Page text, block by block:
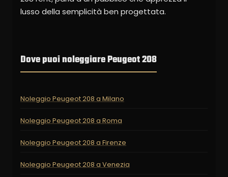
lusso della semplicità ben progettata.
Dove puoi noleggiare Peugeot 208
Noleggio Peugeot 208 a Milano
Noleggio Peugeot 208 a Roma
Noleggio Peugeot 208 a Firenze
Noleggio Peugeot 208 a Venezia